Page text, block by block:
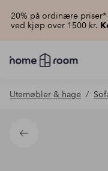
20% på ordinære priser*
ved kjøp over 1500 kr.
Homeroom
–
hjemmet
pris
Utemøbler & hage
Tilbake